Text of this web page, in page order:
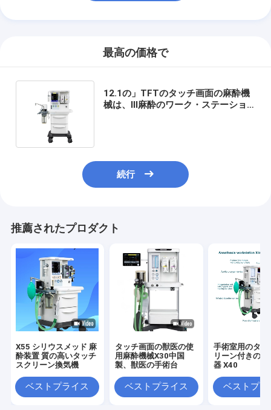
最高の価格で
12.1の」TFTのタッチ画面の麻酔機
械は、III麻酔のワーク・ステーショ
続行
推薦されたプロダクト
X55 シリウスメッド 麻
酔装置 質の高いタッチ
スクリーン換気機
ベストプライス
タッチ画面の獣医の使
用麻酔機械X30中国
製、獣医の手術台
ベストプライス
手術室用のタッ
リーン付きの
器 X40
ベストプラ